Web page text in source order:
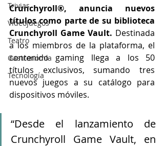
Trivias
Videojuegos
Teatro
Gastronomía
Tecnología
Crunchyroll®, anuncia nuevos
títulos como parte de su biblioteca
Crunchyroll Game Vault. Destinada
a los miembros de la plataforma, el
contenido gaming llega a los 50
títulos exclusivos, sumando tres
nuevos juegos a su catálogo para
dispositivos móviles.
“Desde el lanzamiento de
Crunchyroll Game Vault, en